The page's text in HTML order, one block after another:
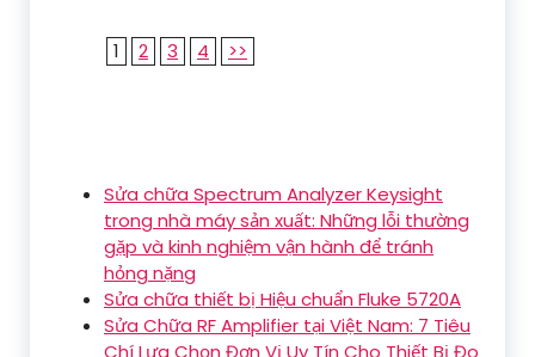
1 2 3 4 >>
Sửa chữa Spectrum Analyzer Keysight
trong nhà máy sản xuất: Những lỗi thường
gặp và kinh nghiệm vận hành để tránh
hỏng nặng
Sửa chữa thiết bị Hiệu chuẩn Fluke 5720A
Sửa Chữa RF Amplifier tại Việt Nam: 7 Tiêu
Chí Lựa Chọn Đơn Vị Uy Tín Cho Thiết Bị Đo